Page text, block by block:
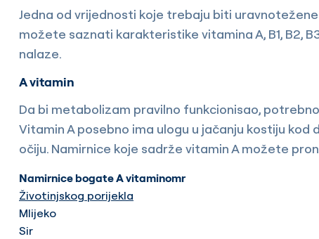
Jedna od vrijednosti koje trebaju biti
možete saznati karakteristike vitamina A, B1, B2,
nalaze.
A vitamin
Da bi metabolizam pravilno funkcionisao,
Vitamin A posebno ima ulogu u jačanju kostiju
očiju. Namirnice koje sadrže vitamin A možete
Namirnice bogate A vitaminomr
Životinjskog porijekla
Mlijeko
Sir